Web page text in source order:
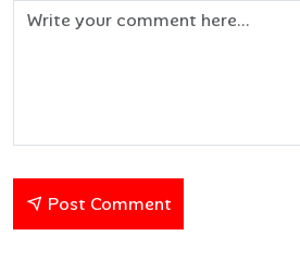
Post Comment